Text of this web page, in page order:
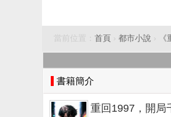
當前位置： 首頁 › 都市小說 ›
書籍簡介
重回1997，開局